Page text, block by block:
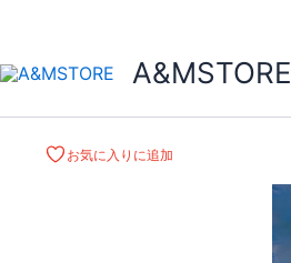
A&MSTORE
お気に入りに追加